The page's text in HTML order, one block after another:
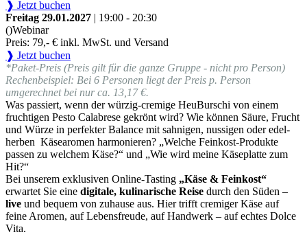
❱ Jetzt buchen
Freitag 29.01.2027 | 19:00 - 20:30
()Webinar
Preis: 79,- € inkl. MwSt. und Versand
❱ Jetzt buchen
*Paket-Preis (Preis gilt für die ganze Gruppe - nicht pro Person)
Rechenbeispiel: Bei 6 Personen liegt der Preis p. Person
umgerechnet bei nur ca. 13,17 €.
Was passiert, wenn der würzig-cremige HeuBurschi von einem
fruchtigen Pesto Calabrese gekrönt wird? Wie können Säure, Frucht
und Würze in perfekter Balance mit sahnigen, nussigen oder edel-
herben Käsearomen harmonieren? „Welche Feinkost-Produkte
passen zu welchem Käse?“ und „Wie wird meine Käseplatte zum
Hit?“
Bei unserem exklusiven Online-Tasting „Käse & Feinkost“
erwartet Sie eine digitale, kulinarische Reise durch den Süden –
live und bequem von zuhause aus. Hier trifft cremiger Käse auf
feine Aromen, auf Lebensfreude, auf Handwerk – auf echtes Dolce
Vita.